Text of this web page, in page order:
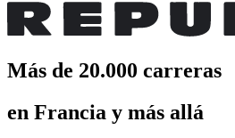
Más de 20.000 carreras
en Francia y más allá